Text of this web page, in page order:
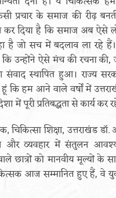
प्रचार के समाज की रीढ़
कर दिया है कि समाज अब ऐसे
है जो सच में बदलाव ला रहे
उन्होंने ऐसे मंच की रचना की,
स्थापित हुआ। राज्य
कि हम आने वाले वर्षों में
में पूरी प्रतिबद्धता से कार्य कर
चिकित्सा शिक्षा, उत्तराखंड
और व्यवहार में संतुलन
छात्रों को मानवीय मूल्यों के
आज सम्मानित हुए हैं, वे